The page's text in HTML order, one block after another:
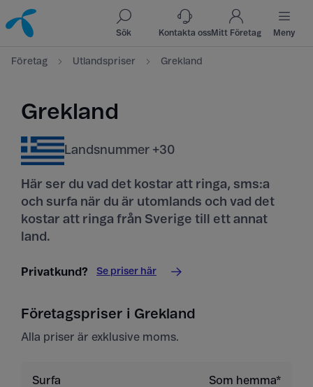
Till innehåll
Till sök
Sök Kontakta ossMitt Företag Meny
Företag Utlandspriser Grekland
Grekland
Landsnummer +30
Här ser du vad det kostar att ringa, sms:a
och surfa när du är utomlands och vad det
kostar att ringa från Sverige till ett annat
land.
Privatkund? Se priser här
Företagspriser i Grekland
Alla priser är exklusive moms.
Surfa Som hemma*